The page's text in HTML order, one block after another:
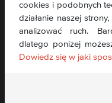
Kontakt:
sekretariat.wit@pwr.edu.pl
Tel: + 48 71 340 79 97
cookies i podobnych
działanie naszej
analizować ruch.
dlatego poniżej
Dowiedz się w jaki